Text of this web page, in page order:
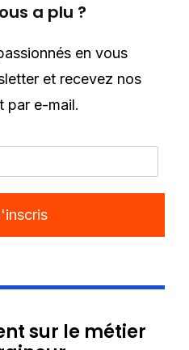
a plu ?
en vous
et recevez nos
par e-mail.
sur le métier